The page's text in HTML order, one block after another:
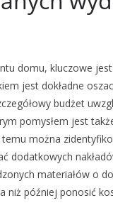
domu, kluczowe
jest dokładne
budżet
pomysłem jest
można
dodatkowych
materiałów o
niż później ponosić